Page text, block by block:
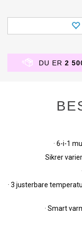
DU ER 2
· 6-i-1
Sikrer
· 3 justerbare
· Smart